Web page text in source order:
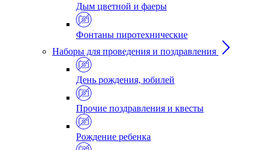
Дым цветной и фаеры
Фонтаны пиротехнические
Наборы для проведения и поздравления
День рождения, юбилей
Прочие поздравления и квесты
Рождение ребенка